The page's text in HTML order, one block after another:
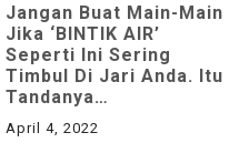
Jangan Buat Main-Main
Jika ‘BINTIK AIR’
Seperti Ini Sering
Timbul Di Jari Anda. Itu
Tandanya…
April 4, 2022